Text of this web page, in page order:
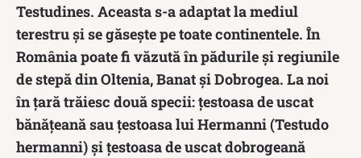
Testudines. Aceasta s-a adaptat la mediul
terestru și se găsește pe toate continentele. În
România poate fi văzută în pădurile și regiunile
de stepă din Oltenia, Banat și Dobrogea. La noi
în țară trăiesc două specii: țestoasa de uscat
bănățeană sau țestoasa lui Hermanni (Testudo
hermanni) și țestoasa de uscat dobrogeană